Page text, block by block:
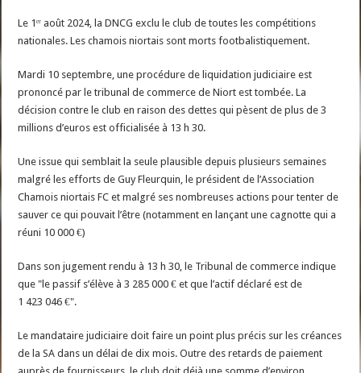
Le 1ᵉʳ août 2024, la DNCG exclu le club de toutes les compétitions
nationales. Les chamois niortais sont morts footbalistiquement.
Mardi 10 septembre, une procédure de liquidation judiciaire est
prononcé par le tribunal de commerce de Niort est tombée. La
décision contre le club en raison des dettes qui pèsent de plus de 3
millions d’euros est officialisée à 13 h 30.
Une issue qui semblait la seule plausible depuis plusieurs semaines
malgré les efforts de Guy Fleurquin, le président de l’Association
Chamois niortais FC et malgré ses nombreuses actions pour tenter de
sauver ce qui pouvait l’être (notamment en lançant une cagnotte qui a
réuni 10 000 €)
Dans son jugement rendu à 13 h 30, le Tribunal de commerce indique
que le passif s’élève à 3 285 000 € et que l’actif déclaré est de
1 423 046 € .
Le mandataire judiciaire doit faire un point plus précis sur les créances
de la SA dans un délai de dix mois. Outre des retards de paiement